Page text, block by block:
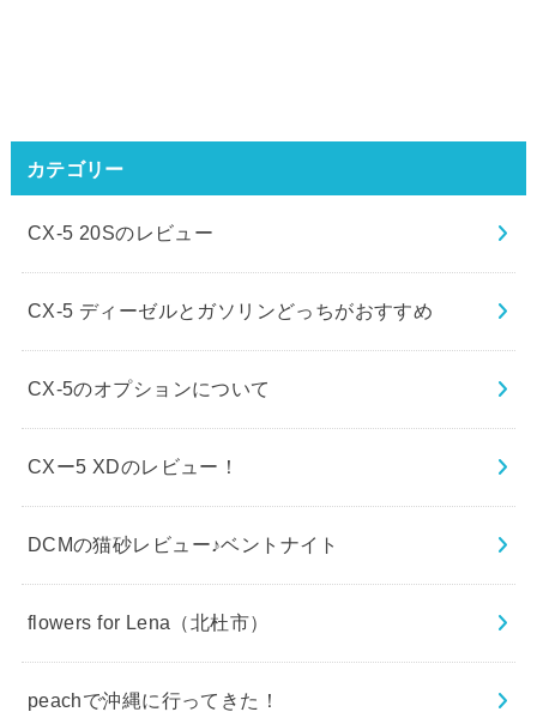
カテゴリー
CX-5 20Sのレビュー
CX-5 ディーゼルとガソリンどっちがおすすめ
CX-5のオプションについて
CXー5 XDのレビュー！
DCMの猫砂レビュー♪ベントナイト
flowers for Lena（北杜市）
peachで沖縄に行ってきた！